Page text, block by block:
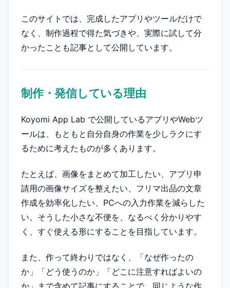
このサイトでは、完成したアプリやツールだけで
なく、制作過程で得た気づきや、実際に試して分
かったことも記事として公開しています。
制作・発信している理由
Koyomi App Lab で公開しているアプリやWebツ
ールは、もともと自分自身の作業を少しラクにす
るために考えたものが多くあります。
たとえば、画像をまとめて加工したい、アプリ申
請用の画像サイズを整えたい、フリマ出品の文章
作成を効率化したい、PCへの入力作業を減らした
い。そうした小さな不便を、なるべく分かりやす
く、すぐ使える形にすることを目指しています。
また、作って終わりではなく、「なぜ作ったの
か」「どう使うのか」「どこに注意すればよいの
か」まで含めて記事にすることで、同じような作